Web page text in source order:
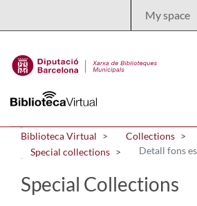
My space
Biblioteca Virtual
Collections
Special collections
Detall fons
Special Collections